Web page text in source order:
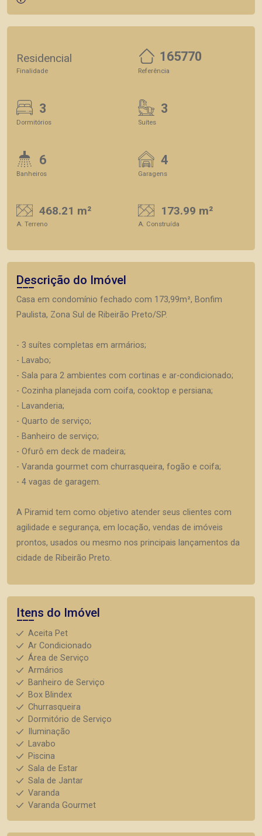
Residencial
Finalidade
165770
Referência
3
Dormitórios
3
Suítes
6
Banheiros
4
Garagens
468.21 m²
A. Terreno
173.99 m²
A. Construída
Descrição do Imóvel
Casa em condomínio fechado com 173,99m², Bonfim
Paulista, Zona Sul de Ribeirão Preto/SP.
- 3 suítes completas em armários;
- Lavabo;
- Sala para 2 ambientes com cortinas e ar-condicionado;
- Cozinha planejada com coifa, cooktop e persiana;
- Lavanderia;
- Quarto de serviço;
- Banheiro de serviço;
- Ofurô em deck de madeira;
- Varanda gourmet com churrasqueira, fogão e coifa;
- 4 vagas de garagem.
A Piramid tem como objetivo atender seus clientes com
agilidade e segurança, em locação, vendas de imóveis
prontos, usados ou mesmo nos principais lançamentos da
cidade de Ribeirão Preto.
Itens do Imóvel
Aceita Pet
Ar Condicionado
Área de Serviço
Armários
Banheiro de Serviço
Box Blindex
Churrasqueira
Dormitório de Serviço
Iluminação
Lavabo
Piscina
Sala de Estar
Sala de Jantar
Varanda
Varanda Gourmet